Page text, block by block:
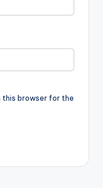
this browser for the